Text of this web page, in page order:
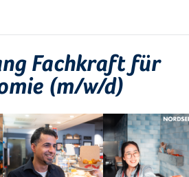
Fachkraft für
(m/w/d)